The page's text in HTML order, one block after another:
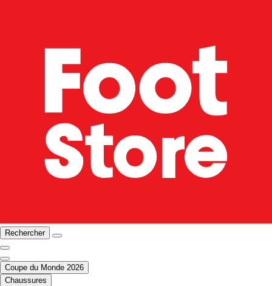
Rechercher
Coupe du Monde 2026
Chaussures